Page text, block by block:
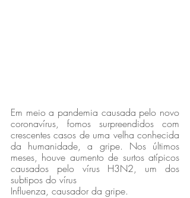
Em meio a pandemia causada pelo novo
coronavírus, fomos surpreendidos com
crescentes casos de uma velha conhecida
da humanidade, a gripe. Nos últimos
meses, houve aumento de surtos atípicos
causados pelo vírus H3N2, um dos
subtipos do vírus
Influenza, causador da gripe.